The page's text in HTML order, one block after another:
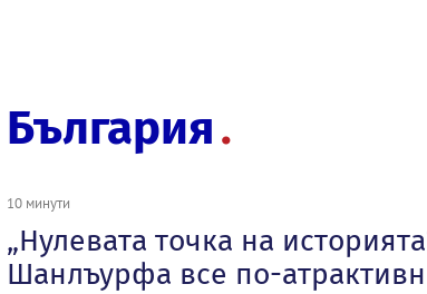
България
10 минути
„Нулевата точка на
Шанлъурфа все по-